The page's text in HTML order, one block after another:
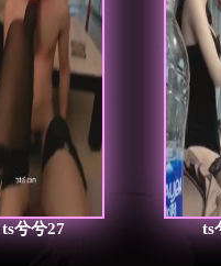
ts兮兮27 ts